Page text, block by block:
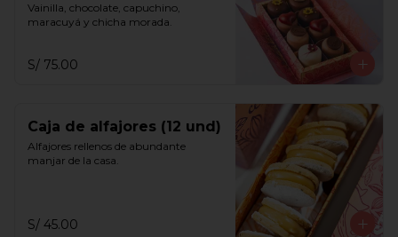
Vainilla, chocolate, capuchino,
maracuyá y chicha morada.
S/ 75.00
Caja de alfajores (12 und)
Alfajores rellenos de abundante
manjar de la casa.
S/ 45.00